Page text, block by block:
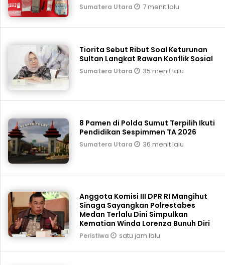
Sumatera Utara 7 menit lalu
Tiorita Sebut Ribut Soal Keturunan
Sultan Langkat Rawan Konflik Sosial
Sumatera Utara 35 menit lalu
8 Pamen di Polda Sumut Terpilih Ikuti
Pendidikan Sespimmen TA 2026
Sumatera Utara 36 menit lalu
Anggota Komisi III DPR RI Mangihut
Sinaga Sayangkan Polrestabes
Medan Terlalu Dini Simpulkan
Kematian Winda Lorenza Bunuh Diri
Peristiwa satu jam lalu